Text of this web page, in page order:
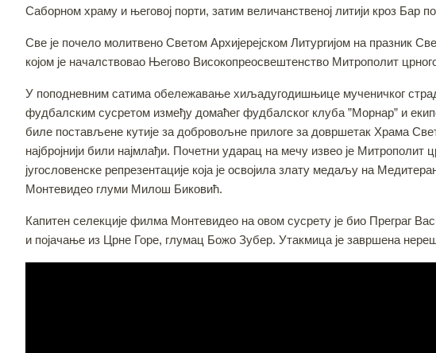
Саборном храму и његовој порти, затим величанственој литији кроз
Све је почело молитвено Светом Архијерејском Литургијом на празник
којом је началствовао Његово Високопреосвештенство Митрополит
У поподневним сатима обележавање хиљадугодишњице мученичког
фудбалским сусретом између домаћег фудбалског клуба ”Морнар” и
биле постављене кутије за добровољне прилоге за довршетак Храма
најбројнији били најмлађи. Почетни ударац на мечу извео је
југословенске репрезентације која је освојила злату медаљу на
Монтевидео глуми Милош Биковић.
Капитен селекције филма Монтевидео на овом сусрету је био Преграг
и појачање из Црне Горе, глумац Божо Зубер. Утакмица је завршена